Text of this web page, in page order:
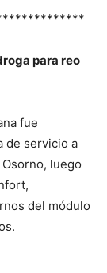
para reo
fue
de servicio a
luego
del módulo